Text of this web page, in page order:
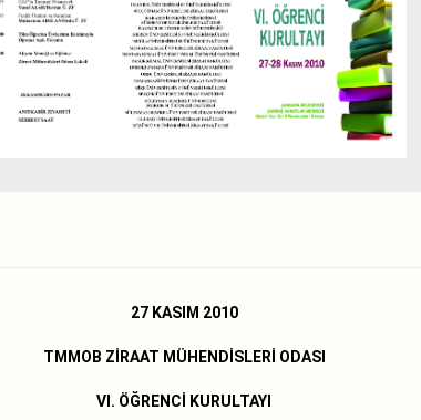
27 KASIM 2010
TMMOB ZİRAAT MÜHENDİSLERİ ODASI
VI. ÖĞRENCİ KURULTAYI